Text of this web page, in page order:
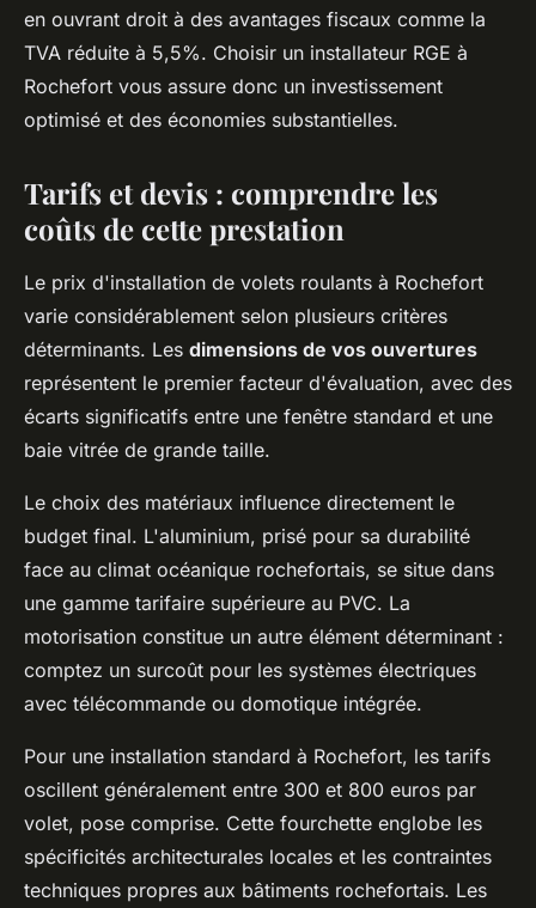
en ouvrant droit à des avantages fiscaux comme la
TVA réduite à 5,5%. Choisir un installateur RGE à
Rochefort vous assure donc un investissement
optimisé et des économies substantielles.
Tarifs et devis : comprendre les
coûts de cette prestation
Le prix d'installation de volets roulants à Rochefort
varie considérablement selon plusieurs critères
déterminants. Les dimensions de vos ouvertures
représentent le premier facteur d'évaluation, avec des
écarts significatifs entre une fenêtre standard et une
baie vitrée de grande taille.
Le choix des matériaux influence directement le
budget final. L'aluminium, prisé pour sa durabilité
face au climat océanique rochefortais, se situe dans
une gamme tarifaire supérieure au PVC. La
motorisation constitue un autre élément déterminant :
comptez un surcoût pour les systèmes électriques
avec télécommande ou domotique intégrée.
Pour une installation standard à Rochefort, les tarifs
oscillent généralement entre 300 et 800 euros par
volet, pose comprise. Cette fourchette englobe les
spécificités architecturales locales et les contraintes
techniques propres aux bâtiments rochefortais. Les